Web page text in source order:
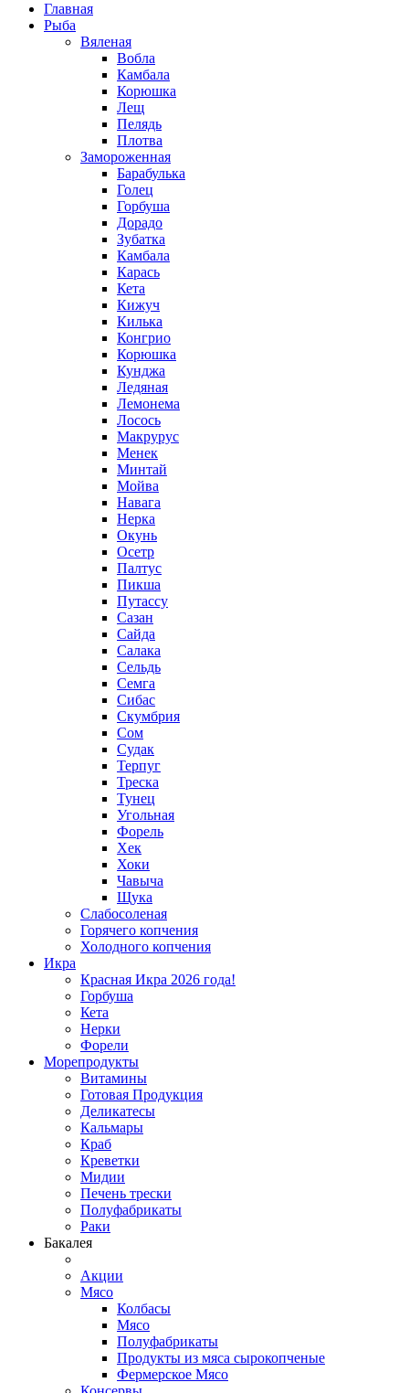
Главная
Рыба
Вяленая
Вобла
Камбала
Корюшка
Лещ
Пелядь
Плотва
Замороженная
Барабулька
Голец
Горбуша
Дорадо
Зубатка
Камбала
Карась
Кета
Кижуч
Килька
Конгрио
Корюшка
Кунджа
Ледяная
Лемонема
Лосось
Макрурус
Менек
Минтай
Мойва
Навага
Нерка
Окунь
Осетр
Палтус
Пикша
Путассу
Сазан
Сайда
Салака
Сельдь
Семга
Сибас
Скумбрия
Сом
Судак
Терпуг
Треска
Тунец
Угольная
Форель
Хек
Хоки
Чавыча
Щука
Слабосоленая
Горячего копчения
Холодного копчения
Икра
Красная Икра 2026 года!
Горбуша
Кета
Нерки
Форели
Морепродукты
Витамины
Готовая Продукция
Деликатесы
Кальмары
Краб
Креветки
Мидии
Печень трески
Полуфабрикаты
Раки
Бакалея
Акции
Мясо
Колбасы
Мясо
Полуфабрикаты
Продукты из мяса сырокопченые
Фермерское Мясо